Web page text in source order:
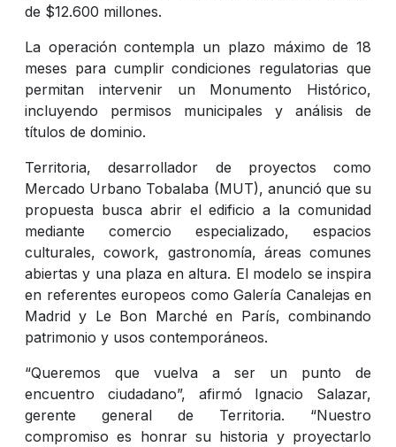
de $12.600 millones.
La operación contempla un plazo máximo de 18
meses para cumplir condiciones regulatorias que
permitan intervenir un Monumento Histórico,
incluyendo permisos municipales y análisis de
títulos de dominio.
Territoria, desarrollador de proyectos como
Mercado Urbano Tobalaba (MUT), anunció que su
propuesta busca abrir el edificio a la comunidad
mediante comercio especializado, espacios
culturales, cowork, gastronomía, áreas comunes
abiertas y una plaza en altura. El modelo se inspira
en referentes europeos como Galería Canalejas en
Madrid y Le Bon Marché en París, combinando
patrimonio y usos contemporáneos.
“Queremos que vuelva a ser un punto de
encuentro ciudadano”, afirmó Ignacio Salazar,
gerente general de Territoria. “Nuestro
compromiso es honrar su historia y proyectarlo